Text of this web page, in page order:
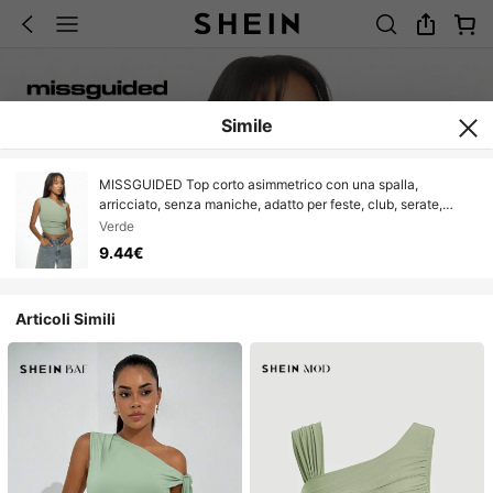
Simile
MISSGUIDED Top corto asimmetrico con una spalla,
arricciato, senza maniche, adatto per feste, club, serate,
aderente, di moda contemporanea, colore verde salvia, per
Natale
Verde
9.44€
Articoli Simili